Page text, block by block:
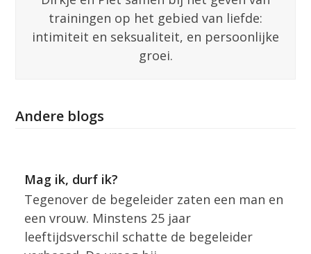
trainingen op het gebied van liefde:
intimiteit en seksualiteit, en persoonlijke
groei.
Andere blogs
Mag ik, durf ik?
Tegenover de begeleider zaten een man en
een vrouw. Minstens 25 jaar
leeftijdsverschil schatte de begeleider